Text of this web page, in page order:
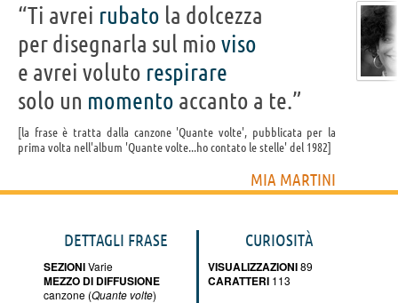
“Ti avrei rubato la dolcezza
per disegnarla sul mio viso
e avrei voluto respirare
solo un momento accanto a te.”
la frase è tratta dalla canzone 'Quante volte', pubblicata per la
prima volta nell'album 'Quante volte...ho contato le stelle' del 1982
MIA MARTINI
DETTAGLI FRASE
SEZIONIVarie
MEZZO DI DIFFUSIONE
canzone (Quante volte)
CURIOSITÀ
VISUALIZZAZIONI89
CARATTERI 113